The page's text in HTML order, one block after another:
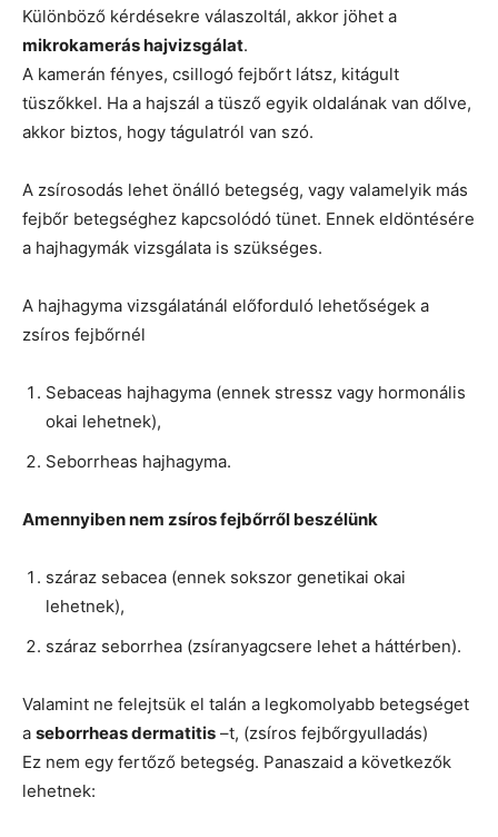
Különböző kérdésekre válaszoltál, akkor jöhet a
mikrokamerás hajvizsgálat.
A kamerán fényes, csillogó fejbőrt látsz, kitágult
tüszőkkel. Ha a hajszál a tüsző egyik oldalának van dőlve,
akkor biztos, hogy tágulatról van szó.
A zsírosodás lehet önálló betegség, vagy valamelyik más
fejbőr betegséghez kapcsolódó tünet. Ennek eldöntésére
a hajhagymák vizsgálata is szükséges.
A hajhagyma vizsgálatánál előforduló lehetőségek a
zsíros fejbőrnél
Sebaceas hajhagyma (ennek stressz vagy hormonális
okai lehetnek),
Seborrheas hajhagyma.
Amennyiben nem zsíros fejbőrről beszélünk
száraz sebacea (ennek sokszor genetikai okai
lehetnek),
száraz seborrhea (zsíranyagcsere lehet a háttérben).
Valamint ne felejtsük el talán a legkomolyabb betegséget
a seborrheas dermatitis –t, (zsíros fejbőrgyulladás)
Ez nem egy fertőző betegség. Panaszaid a következők
lehetnek: